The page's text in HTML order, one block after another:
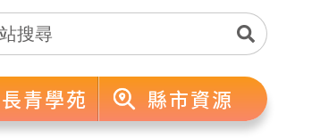
長青學苑 縣市資源